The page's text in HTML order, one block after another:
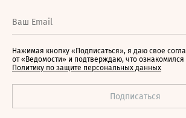
Нажимая кнопку «Подписаться», я даю свое
от «Ведомости» и подтверждаю, что
Политику по защите персональных данных